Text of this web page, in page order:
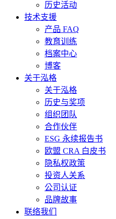
历史活动
技术支援
产品 FAQ
教育训练
档案中心
博客
关于泓格
关于泓格
历史与奖项
组织团队
合作伙伴
ESG 永续报告书
欧盟 CRA 白皮书
隐私权政策
投资人关系
公司认证
品牌故事
联络我们